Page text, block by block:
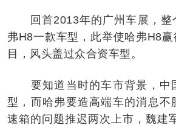
回首2013年的广州车展，整
弗H8一款车型，此举使哈弗H8
目，风头盖过众合资车型。
要知道当时的车市背景，中
型，而哈弗要造高端车的消息不
速箱的问题推迟两次上市，魏建